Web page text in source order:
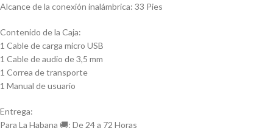
Alcance de la conexión inalámbrica: 33 Pies
Contenido de la Caja:
1 Cable de carga micro USB
1 Cable de audio de 3,5 mm
1 Correa de transporte
1 Manual de usuario
Entrega:
Para La Habana 🚚: De 24 a 72 Horas